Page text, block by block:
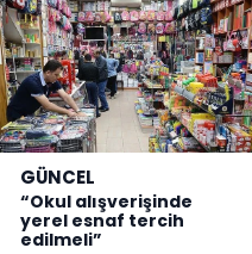
GÜNCEL
“Okul alışverişinde
yerel esnaf tercih
edilmeli”